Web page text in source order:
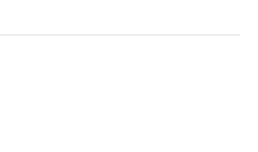
YELLOW 5 (CI 19140), RED